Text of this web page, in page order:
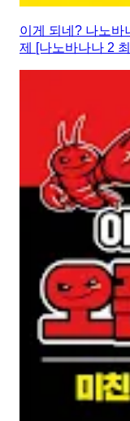
이게 되네? 나노바
제 [나노바나나 2